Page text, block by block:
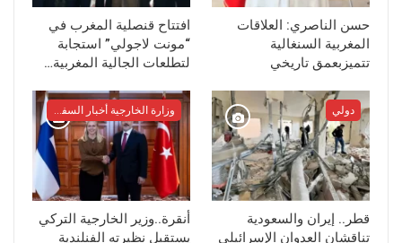
حسن الناصري: العلاقات
المغربية السنغالية
تتميزبعمق تاريخي
افتتاح قنصلية المغرب في
“مونت لاجولي” استجابة
لتطلعات الجالية المغربية…
دولي
قطر.. إيران والسعودية
تناقشان العدوان الإسرائيلي
وزارة الخارجية أخبار السفراء
أنقرة..وزير الخارجية التركي
يستقبل نظيرته الفنلندية